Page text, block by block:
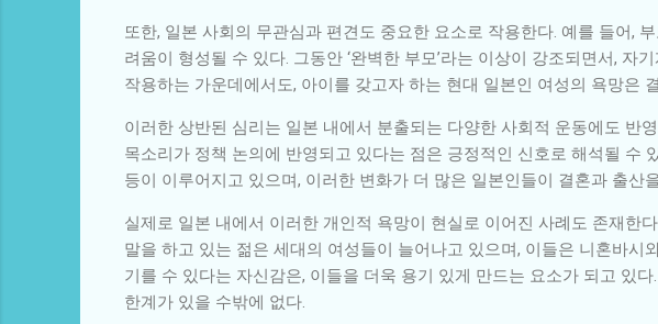
또한, 일본 사회의 무관심과 편견도 중요한 요소로 작용한다. 예를 들어,
려움이 형성될 수 있다. 그동안 ‘완벽한 부모’라는 이상이 강조되면서,
작용하는 가운데에서도, 아이를 갖고자 하는 현대 일본인 여성의 욕망은
이러한 상반된 심리는 일본 내에서 분출되는 다양한 사회적 운동에도 반
목소리가 정책 논의에 반영되고 있다는 점은 긍정적인 신호로 해석될 수
등이 이루어지고 있으며, 이러한 변화가 더 많은 일본인들이 결혼과 출산
실제로 일본 내에서 이러한 개인적 욕망이 현실로 이어진 사례도 존재한
말을 하고 있는 젊은 세대의 여성들이 늘어나고 있으며, 이들은 니혼바
기를 수 있다는 자신감은, 이들을 더욱 용기 있게 만드는 요소가 되고 있
한계가 있을 수밖에 없다.